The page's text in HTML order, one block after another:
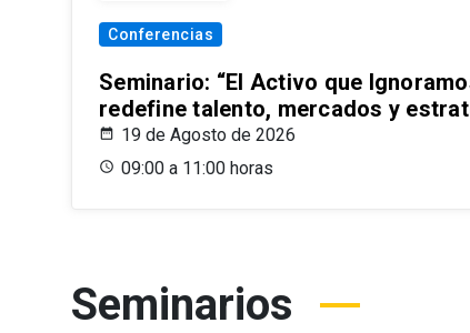
Conferencias
Seminario: “El Activo que
redefine talento, mercados y
19 de Agosto de 2026
09:00 a 11:00 horas
Seminarios